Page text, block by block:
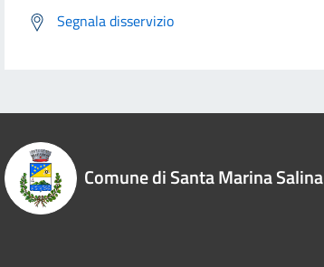
Segnala disservizio
Comune di Santa Marina Salina